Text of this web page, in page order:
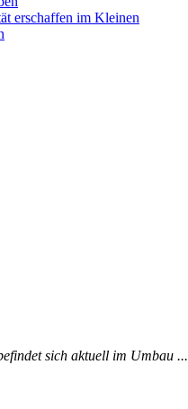
erschaffen im Kleinen
sich aktuell im Umbau ...